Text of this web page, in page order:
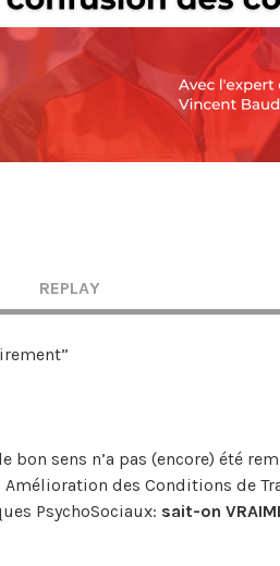
REPLAY
sens n’a pas (encore) été
des Conditions de
PsychoSociaux: sait-on